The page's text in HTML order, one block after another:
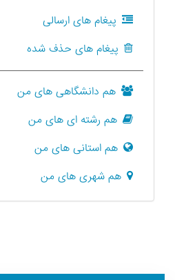
پیغام های ارسالی
پیغام های حذف شده
هم دانشگاهی های من
هم رشته ای های من
هم استانی های من
هم شهری های من